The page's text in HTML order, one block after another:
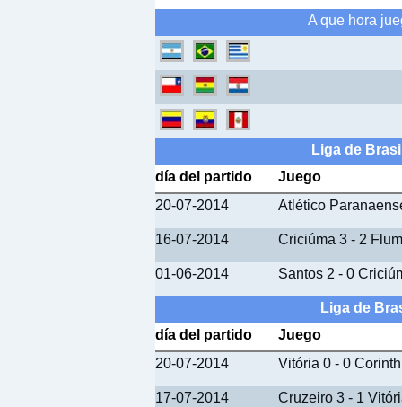
A que hora
Liga de
día del partido
Juego
20-07-2014
Atlético
16-07-2014 Criciúma 3 - 2
01-06-2014 Santos 2 - 0
Liga de
día del partido
Juego
20-07-2014
Vitória 0 - 0
17-07-2014 Cruzeiro 3 - 1